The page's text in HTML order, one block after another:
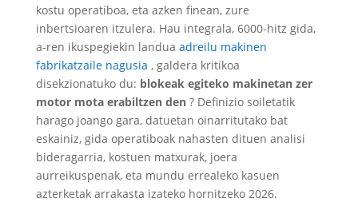
kostu operatiboa, eta azken finean, zure
inbertsioaren itzulera. Hau integrala, 6000-hitz gida,
a-ren ikuspegiekin landua adreilu makinen
fabrikatzaile nagusia , galdera kritikoa
disekzionatuko du: blokeak egiteko makinetan zer
motor mota erabiltzen den ? Definizio soiletatik
harago joango gara, datuetan oinarritutako bat
eskainiz, gida operatiboak nahasten dituen analisi
bideragarria, kostuen matxurak, joera
aurreikuspenak, eta mundu errealeko kasuen
azterketak arrakasta izateko hornitzeko 2026.